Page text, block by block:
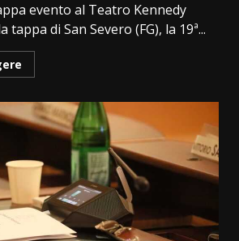
evento al Teatro Kennedy
tappa di San Severo (FG), la 19ª...